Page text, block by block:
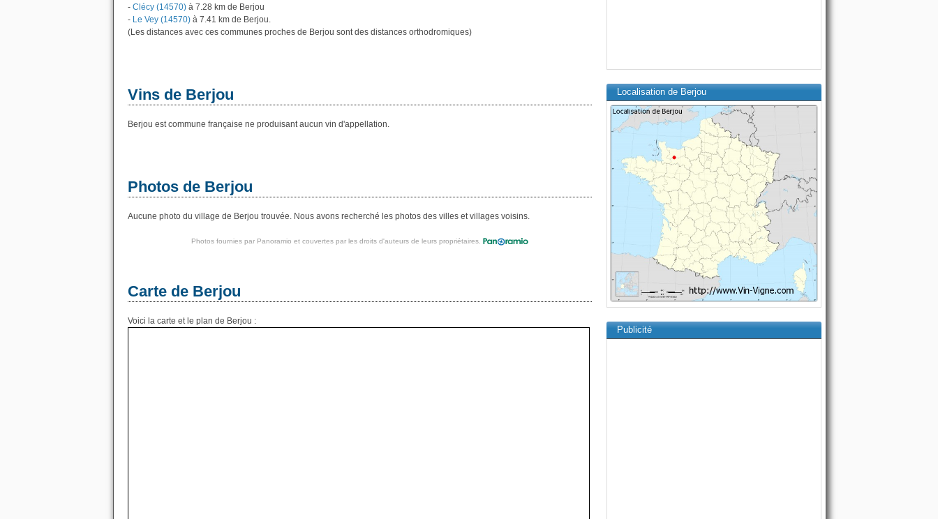
- Clécy (14570) à 7.28 km de Berjou
- Le Vey (14570) à 7.41 km de Berjou.
(Les distances avec ces communes proches de Berjou sont des distances orthodromiques)
Vins de Berjou
Berjou est commune française ne produisant aucun vin d'appellation.
Photos de Berjou
Aucune photo du village de Berjou trouvée. Nous avons recherché les photos des villes et villages voisins.
Photos fournies par Panoramio et couvertes par les droits d'auteurs de leurs propriétaires.
Carte de Berjou
Voici la carte et le plan de Berjou :
Localisation de Berjou
Publicité